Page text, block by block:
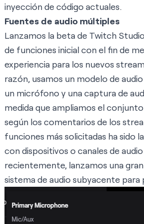
inyección de código actuales.
Fuentes de audio múltiples
Lanzamos la beta de Twitch
de funciones inicial con el fin de
experiencia para los nuevos
razón, usamos un modelo de
un micrófono y una captura de
medida que ampliamos el
según los comentarios de los
funciones más solicitadas ha sido
con dispositivos o canales de
recientemente, lanzamos una
sistema de audio subyacente